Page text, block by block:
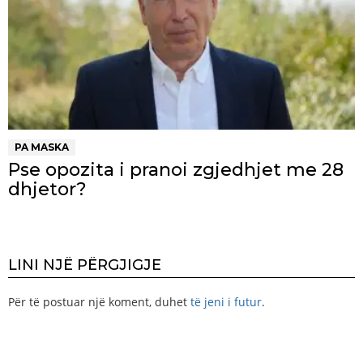
PA MASKA
Pse opozita i pranoi zgjedhjet me 28
dhjetor?
LINI NJË PËRGJIGJE
Për të postuar një koment, duhet të jeni i futur.